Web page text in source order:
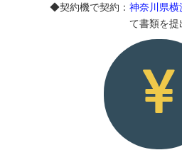
◆契約機で契約： 神奈川県横
て書類を提